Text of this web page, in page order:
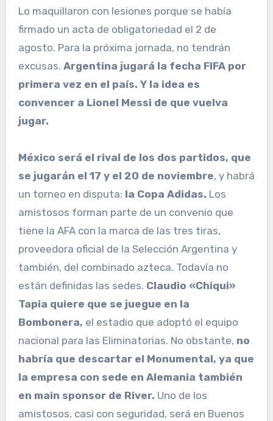
Lo maquillaron con lesiones porque se había
firmado un acta de obligatoriedad el 2 de
agosto. Para la próxima jornada, no tendrán
excusas. Argentina jugará la fecha FIFA por
primera vez en el país. Y la idea es
convencer a Lionel Messi de que vuelva
jugar.
México será el rival de los dos partidos, que
se jugarán el 17 y el 20 de noviembre, y habrá
un torneo en disputa: la Copa Adidas. Los
amistosos forman parte de un convenio que
tiene la AFA con la marca de las tres tiras,
proveedora oficial de la Selección Argentina y
también, del combinado azteca. Todavía no
están definidas las sedes. Claudio «Chiqui»
Tapia quiere que se juegue en la
Bombonera, el estadio que adoptó el equipo
nacional para las Eliminatorias. No obstante, no
habría que descartar el Monumental, ya que
la empresa con sede en Alemania también
en main sponsor de River. Uno de los
amistosos, casi con seguridad, será en Buenos